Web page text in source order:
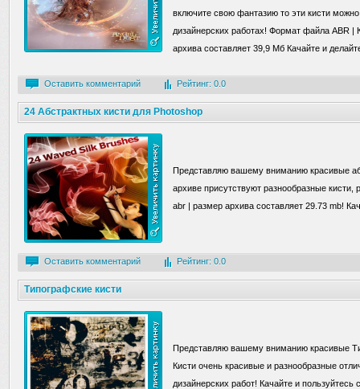
включите свою фантазию то эти кисти
дизайнерских работах! Формат файла ABR
архива составляет 39,9 Mб Качайте и
Оставить комментарий Рейтинг: 0.0
24 Абстрактных кисти для Photoshop
Представляю вашему вниманию красивые
архиве присутствуют разнообразные
abr | размер архива составляет 29.73 mb!
Оставить комментарий Рейтинг: 0.0
Типографские кисти
Представляю вашему вниманию красивые
Кисти очень красивые и разнообразные
дизайнерских работ! Качайте и пользуйтесь